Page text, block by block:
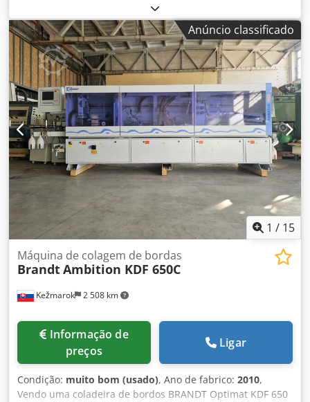
fabricada em 2011. Possui uma unidade de corte de
juntas, unidade de colagem, unidade de corte, unidade de
pré-fresagem, unidade de corte de formas, lâminas
raspadoras de perfil, lâminas raspadoras de superfície,
unidade de polimento e unidade de ranhura. Considere a
oportunidade de comprar esta coladeira de bordos
BRANDT KDF 890 2CU. Para mais informações, contacte-
nos. Equipamento adicional • Unidade de corte de juntas •
Unidade de colagem • Unidade de recorte • Unidade de
pré-trituração • Unidade de corte e moldagem • Lâminas
de raspagem de perfis • Lâminas de raspagem da
superfície • Unidade de polimento • Unidade de ranhurar
Crodpfjx D N T Eex Ac Usf Informações adicionais Máquina
ainda em funcionamento
Anúncio classificado
1 / 15
Kežmarok 2 508 km
Máquina de colagem de bordas
BrandtAmbition KDF 650C
preços
Ligar
Condição: muito bom (usado), Ano de fabrico: 2010,
Vendo uma coladeira de bordos BRANDT Optimat KDF 650